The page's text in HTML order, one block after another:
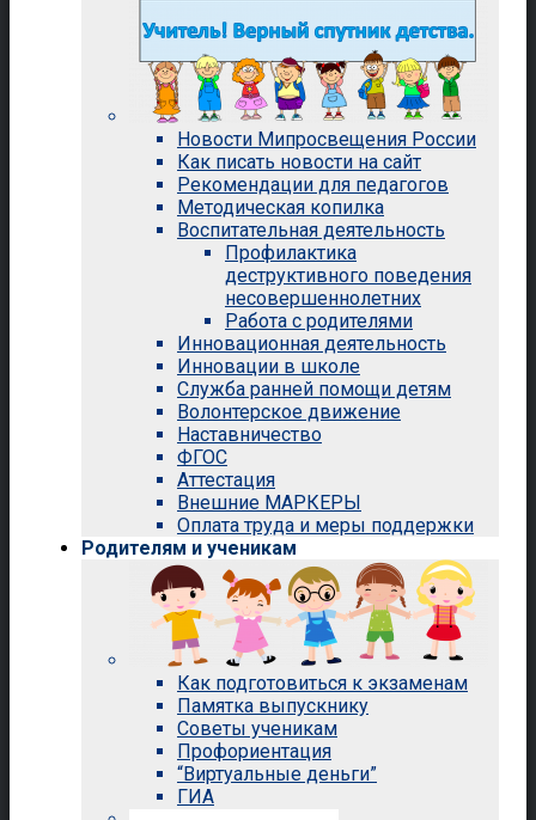
Новости Мипросвещения России
Как писать новости на сайт
Рекомендации для педагогов
Методическая копилка
Воспитательная деятельность
Профилактика
деструктивного поведения
несовершеннолетних
Работа с родителями
Инновационная деятельность
Инновации в школе
Служба ранней помощи детям
Волонтерское движение
Наставничество
ФГОС
Аттестация
Внешние МАРКЕРЫ
Оплата труда и меры поддержки
Родителям и ученикам
Как подготовиться к экзаменам
Памятка выпускнику
Советы ученикам
Профориентация
“Виртуальные деньги”
ГИА